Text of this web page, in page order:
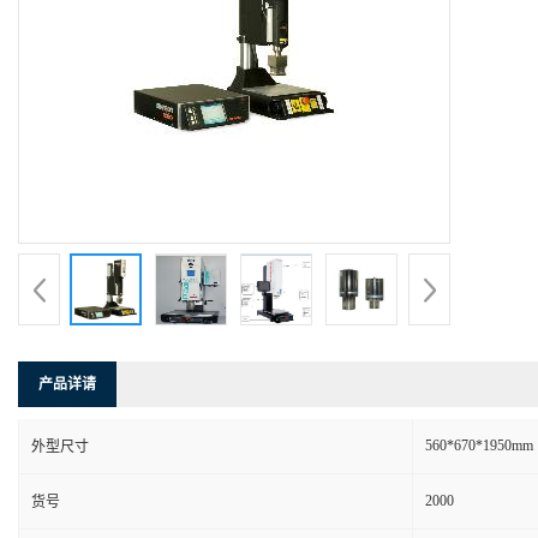
产品详请
外型尺寸 560*670*1950mm
货号 2000